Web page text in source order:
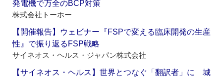
発電機で万全のBCP対策
株式会社トーホー
【開催報告】ウェビナー『FSPで変える臨床開発の生産
性』で振り返るFSP戦略
サイネオス・ヘルス・ジャパン株式会社
【サイネオス・ヘルス】世界とつなぐ「翻訳者」に 城